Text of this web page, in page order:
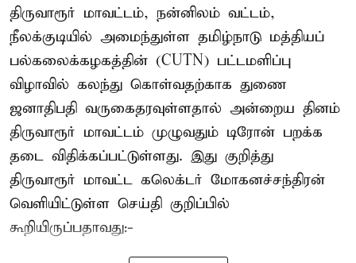
திருவாரூர் மாவட்டம், நன்னிலம் வட்டம்,
நீலக்குடியில் அமைந்துள்ள தமிழ்நாடு மத்தியப்
பல்கலைக்கழகத்தின் (CUTN) பட்டமளிப்பு
விழாவில் கலந்து கொள்வதற்காக துணை
ஜனாதிபதி வருகைதரவுள்ளதால் அன்றைய தினம்
திருவாரூர் மாவட்டம் முழுவதும் டிரோன் பறக்க
தடை விதிக்கப்பட்டுள்ளது. இது குறித்து
திருவாரூர் மாவட்ட கலெக்டர் மோகனச்சந்திரன்
வெளியிட்டுள்ள செய்தி குறிப்பில்
கூறியிருப்பதாவது:-